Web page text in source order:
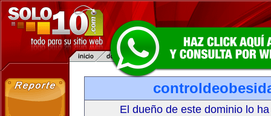
El dueño de este dominio lo